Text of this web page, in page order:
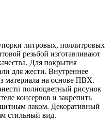
литровых, поллитровых
резьбой изготавливают
Для покрытия
для жести. Внутреннее
материала на основе ПВХ.
полноцветный рисунок
консервов и закрепить
лаком. Декоративный
стильный вид.